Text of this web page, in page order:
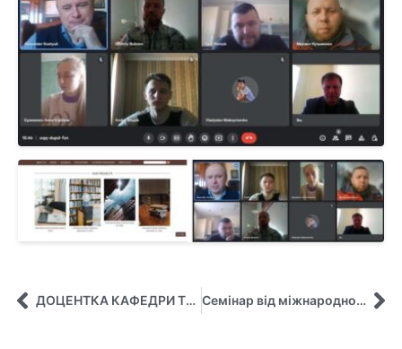
ДОЦЕНТКА КАФЕДРИ ТЕТЯНА МАЙБОРОДА ЗАВЕРШИЛА ПРОХОДЖЕННЯ КУРСУ З ДИПЛОМАТІЇ, ЕТИКЕТУ, ПРОТОКОЛУ, ДІЛОВОЇ ТА МІЖКУЛЬТУРНОЇ КОМУНІКАЦІЇ Семінар від міжнародної компанії Van Oord (Нідерланди)